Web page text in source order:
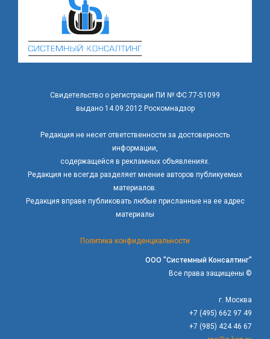
Свидетельство о регистрации ПИ № ФС 77-51099
выдано 14.09.2012 Роскомнадзор
Редакция не несет ответственности за достоверность
информации,
содержащейся в рекламных объявлениях.
Редакция не всегда разделяет мнение авторов публикуемых
материалов.
Редакция вправе публиковать любые присланные на ее адрес
материалы
Политика конфиденциальности
ООО "Системный Консалтинг"
Все права защищены ©
г. Москва
+7 (495) 662 97 49
+7 (985) 424 46 67